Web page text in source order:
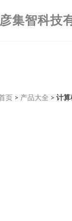
集智科技
页 > 产品大全 > 计算